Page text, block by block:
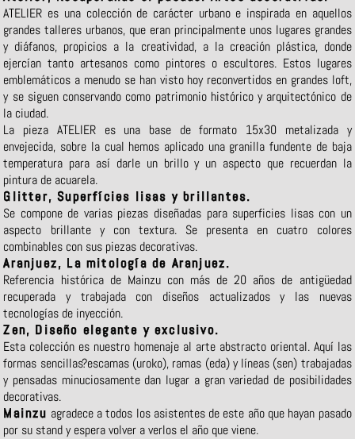
ATELIER es una colección de carácter urbano e inspirada en aquellos
grandes talleres urbanos, que eran principalmente unos lugares grandes
y diáfanos, propicios a la creatividad, a la creación plástica, donde
ejercían tanto artesanos como pintores o escultores. Estos lugares
emblemáticos a menudo se han visto hoy reconvertidos en grandes loft,
y se siguen conservando como patrimonio histórico y arquitectónico de
la ciudad.
La pieza ATELIER es una base de formato 15x30 metalizada y
envejecida, sobre la cual hemos aplicado una granilla fundente de baja
temperatura para así darle un brillo y un aspecto que recuerdan la
pintura de acuarela.
Glitter, Superfícies lisas y brillantes.
Se compone de varias piezas diseñadas para superficies lisas con un
aspecto brillante y con textura. Se presenta en cuatro colores
combinables con sus piezas decorativas.
Aranjuez, La mitología de Aranjuez.
Referencia histórica de Mainzu con más de 20 años de antigüedad
recuperada y trabajada con diseños actualizados y las nuevas
tecnologías de inyección.
Zen, Diseño elegante y exclusivo.
Esta colección es nuestro homenaje al arte abstracto oriental. Aquí las
formas sencillas?escamas (uroko), ramas (eda) y líneas (sen) trabajadas
y pensadas minuciosamente dan lugar a gran variedad de posibilidades
decorativas.
Mainzu agradece a todos los asistentes de este año que hayan pasado
por su stand y espera volver a verlos el año que viene.